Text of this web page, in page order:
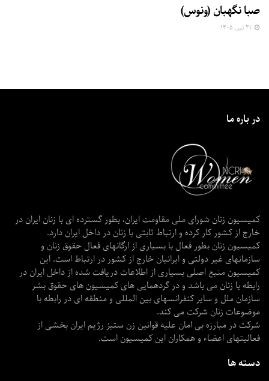
صبا نگهبان (ونوس)
در باره ما
کمیسیون زنان شورای ملی مقاومت ایران، بطور گسترده ای با زنان ایران در
خارج از کشور کار کرده و ارتباط ثابتی با زنان در داخل ایران دارد.
کمیسیون زنان بطور فعال با بسیاری از ارگانهای فعال حقوق زنان و
سازمانهای غیر دولتی و ایرانیان خارج از کشور در ارتباط است. این
کمیسیون منبع اصلی بسیاری از اطلاعات دریافت شده از داخل ایران در
رابطه با زنان می باشد و در گردهمایی های کمیسیون های حقوق بشر
سازمان ملل و سایر کنفرانسهای بین المللی و منطقه ای در رابطه با
موضوعات زنان شرکت می کند.
شرکت در مبارزه بی امان علیه قوانین زن ستیز رژیم ایران بخشی از
فعالیتهای اعضاء و همکاران این کمیسیون است.
دسته ها